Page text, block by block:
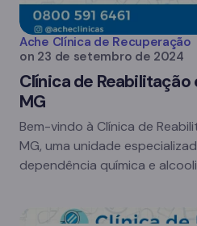
Ache Clínica de Recuperação
on 23 de setembro de 2024
Clínica de Reabilitação
MG
Bem-vindo à Clínica de
MG, uma unidade
dependência química e